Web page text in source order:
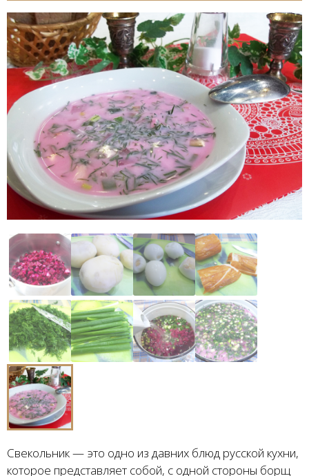
Свекольник — это одно из давних блюд русской кухни,
которое представляет собой, с одной стороны борщ